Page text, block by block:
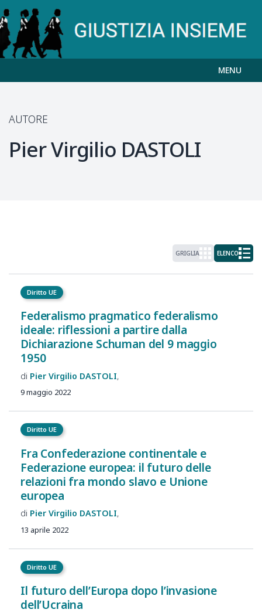
MENU
AUTORE
Pier Virgilio DASTOLI
GRIGLIA ELENCO
Diritto UE
Federalismo pragmatico federalismo
ideale: riflessioni a partire dalla
Dichiarazione Schuman del 9 maggio
1950
Pier Virgilio DASTOLI
9 maggio 2022
Diritto UE
Fra Confederazione continentale e
Federazione europea: il futuro delle
relazioni fra mondo slavo e Unione
europea
Pier Virgilio DASTOLI
13 aprile 2022
Diritto UE
Il futuro dell’Europa dopo l’invasione
dell’Ucraina